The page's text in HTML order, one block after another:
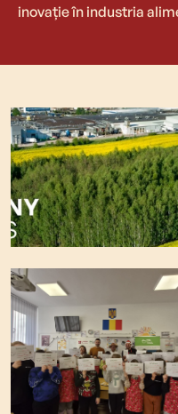
inovație în industria